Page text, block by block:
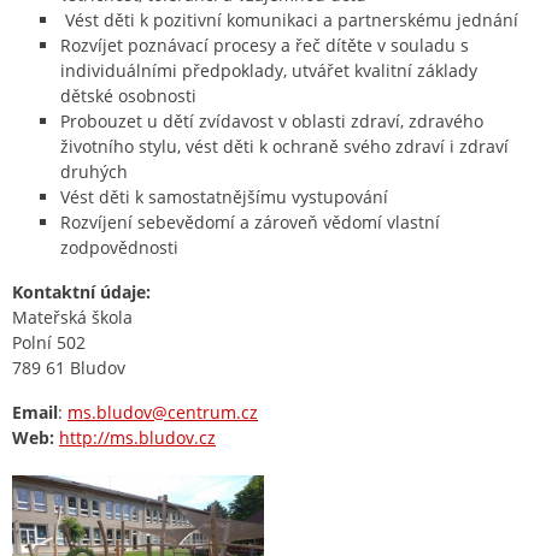
Vést děti k pozitivní komunikaci a partnerskému jednání
Rozvíjet poznávací procesy a řeč dítěte v souladu s
individuálními předpoklady, utvářet kvalitní základy
dětské osobnosti
Probouzet u dětí zvídavost v oblasti zdraví, zdravého
životního stylu, vést děti k ochraně svého zdraví i zdraví
druhých
Vést děti k samostatnějšímu vystupování
Rozvíjení sebevědomí a zároveň vědomí vlastní
zodpovědnosti
Kontaktní údaje:
Mateřská škola
Polní 502
789 61 Bludov
Email: ms.bludov@centrum.cz
Web: http://ms.bludov.cz